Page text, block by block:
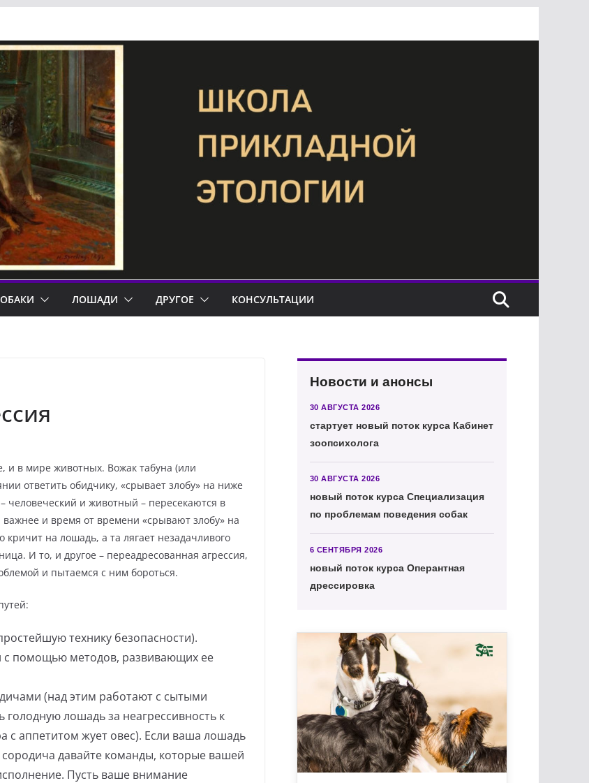
ЛОШАДИ ДРУГОЕ КОНСУЛЬТАЦИИ
и в мире животных. Вожак табуна (или
ответить обидчику, «срывает злобу» на ниже
человеческий и животный – пересекаются в
и время от времени «срывают злобу» на
на лошадь, а та лягает незадачливого
И то, и другое – переадресованная агрессия,
и пытаемся с ним бороться.
технику безопасности).
помощью методов, развивающих ее
(над этим работают с сытыми
лошадь за неагрессивность к
с аппетитом жует овес). Если ваша лошадь
давайте команды, которые вашей
Пусть ваше внимание
Новости и анонсы
30 АВГУСТА 2026
стартует новый поток курса Кабинет
зоопсихолога
30 АВГУСТА 2026
новый поток курса Специализация
по проблемам поведения собак
6 СЕНТЯБРЯ 2026
новый поток курса Оперантная
дрессировка